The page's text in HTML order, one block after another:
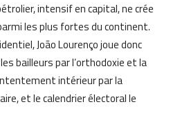
intensif en capital, ne crée
les plus fortes du continent.
João Lourenço joue donc
bailleurs par l’orthodoxie et la
intérieur par la
et le calendrier électoral le